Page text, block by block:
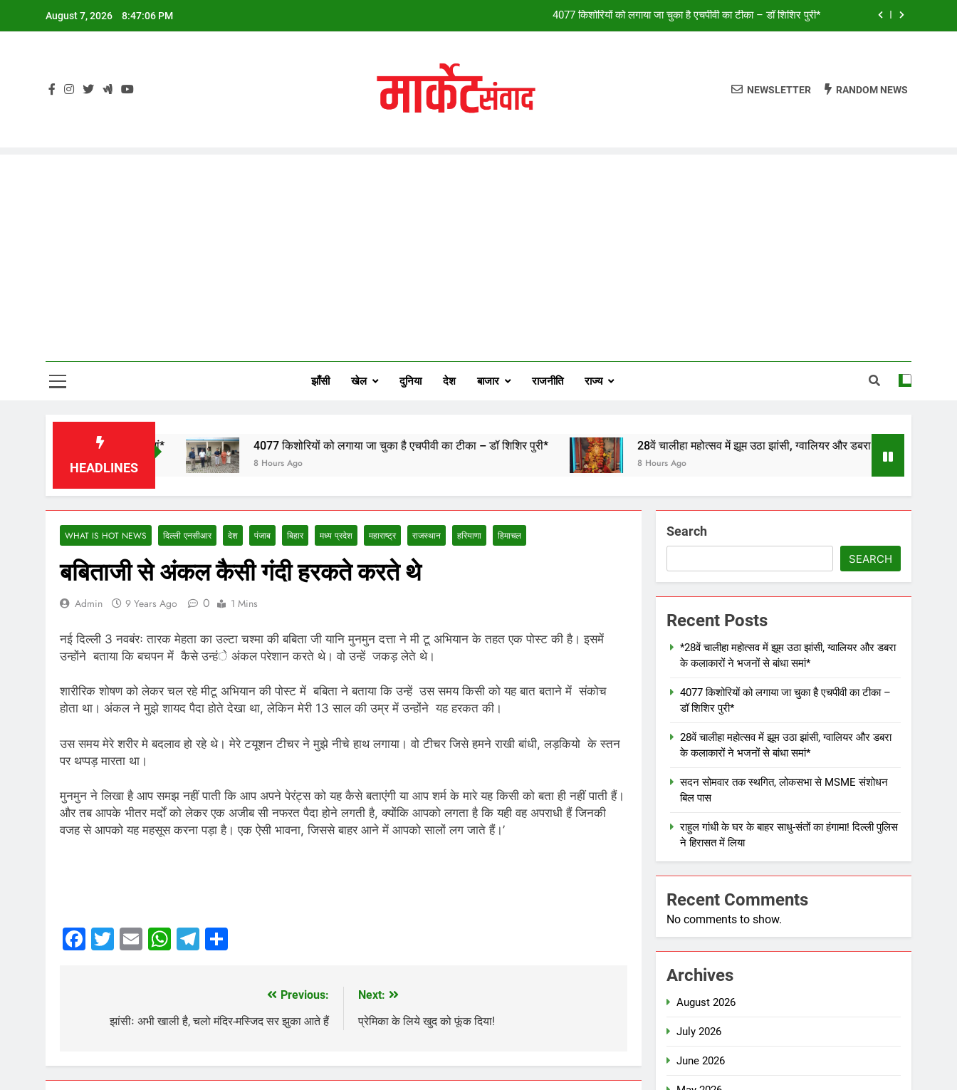
August 7, 2026 8:47:07 PM 28वें चालीहा महोत्सव में झूम उठा झांसी, ग्वालियर और डबरा के कलाकारों ने भजनों से बांधा समां*
*28वें चालीहा महोत्सव में झूम उठा झांसी, ग्वालियर और डबरा के कलाकारों ने भजनों से बांधा समां*
NEWSLETTER RANDOM NEWS
झाँसी खेल दुनिया देश बाजार राजनीति राज्य
HEADLINES
ने भजनों से बांधा समां* 4077 किशोरियों को लगाया जा चुका है एचपीवी का टीका – डॉ शिशिर पुरी*
8 Hours Ago
28वें चालीहा महोत्सव में झूम उठा झांसी, ग्वालियर और डबरा के कलाकारों ने भजनों से बांधा समां*
8 Hours Ago
WHAT IS HOT NEWS दिल्ली एनसीआर देश पंजाब बिहार मध्य प्रदेश महाराष्ट्र राजस्थान हरियाणा हिमाचल
बबिताजी से अंकल कैसी गंदी हरकते करते थे
Admin 9 Years Ago 0 1 Mins
नई दिल्ली 3 नवबंरः तारक मेहता का उल्टा चश्मा की बबिता जी यानि मुनमुन दत्ता ने मी टू अभियान के तहत एक पोस्ट की है। इसमें
उन्होंने बताया कि बचपन में कैसे उन्हंे अंकल परेशान करते थे। वो उन्हें जकड़ लेते थे।
शारीरिक शोषण को लेकर चल रहे मीटू अभियान की पोस्ट में बबिता ने बताया कि उन्हें उस समय किसी को यह बात बताने में संकोच
होता था। अंकल ने मुझे शायद पैदा होते देखा था, लेकिन मेरी 13 साल की उम्र में उन्होंने यह हरकत की।
उस समय मेरे शरीर मे बदलाव हो रहे थे। मेरे टयूशन टीचर ने मुझे नीचे हाथ लगाया। वो टीचर जिसे हमने राखी बांधी, लड़कियो के स्तन
पर थप्पड़ मारता था।
मुनमुन ने लिखा है आप समझ नहीं पाती कि आप अपने पेरंट्स को यह कैसे बताएंगी या आप शर्म के मारे यह किसी को बता ही नहीं पाती हैं।
और तब‍ आपके भीतर मर्दों को लेकर एक अजीब सी नफरत पैदा होने लगती है, क्‍योंकि आपको लगता है कि यही वह अपराधी हैं जिनकी
वजह से आपको यह महसूस करना पड़ा है। एक ऐसी भावना, जिससे बाहर आने में आपको सालों लग जाते हैं।’
Facebook
Twitter
EmailWhatsApp
Telegram
navigation
Previous:
झांसीः अभी खाली है, चलो मंदिर-मस्जिद सर झुका आते हैं
Next:
प्रेमिका के लिये खुद को फूंक दिया!
Search
SEARCH
Recent Posts
*28वें चालीहा महोत्सव में झूम उठा झांसी, ग्वालियर और डबरा
के कलाकारों ने भजनों से बांधा समां*
4077 किशोरियों को लगाया जा चुका है एचपीवी का टीका –
डॉ शिशिर पुरी*
28वें चालीहा महोत्सव में झूम उठा झांसी, ग्वालियर और डबरा
के कलाकारों ने भजनों से बांधा समां*
सदन सोमवार तक स्थगित, लोकसभा से MSME संशोधन
बिल पास
राहुल गांधी के घर के बाहर साधु-संतों का हंगामा! दिल्ली पुलिस
ने हिरासत में लिया
Recent Comments
No comments to show.
Archives
August 2026
July 2026
June 2026